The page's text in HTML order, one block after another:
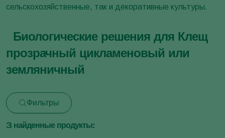
сельскохозяйственные, так и декоративные культуры.
Биологические решения для Клещ
прозрачный цикламеновый или
земляничный
Фильтры
3 найденные продукты: